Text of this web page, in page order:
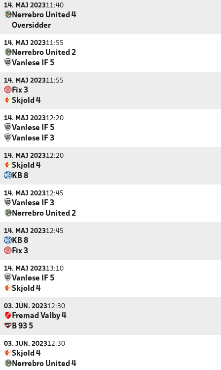
14. MAJ 202311:40
Nørrebro United 4
Oversidder
14. MAJ 202311:55
Nørrebro United 2
Vanløse IF 5
14. MAJ 202311:55
Fix 3
Skjold 4
14. MAJ 202312:20
Vanløse IF 5
Vanløse IF 3
14. MAJ 202312:20
Skjold 4
KB 8
14. MAJ 202312:45
Vanløse IF 3
Nørrebro United 2
14. MAJ 202312:45
KB 8
Fix 3
14. MAJ 202313:10
Vanløse IF 5
Skjold 4
03. JUN. 202312:30
Fremad Valby 4
B 93 5
03. JUN. 202312:30
Skjold 4
Nørrebro United 4